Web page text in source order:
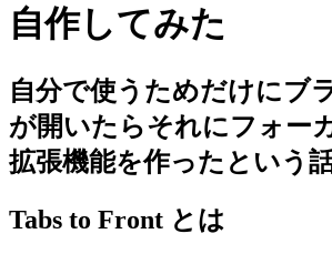
自作してみた
自分で使うためだけにブ
が開いたらそれにフォー
拡張機能を作ったという
Tabs to Front とは